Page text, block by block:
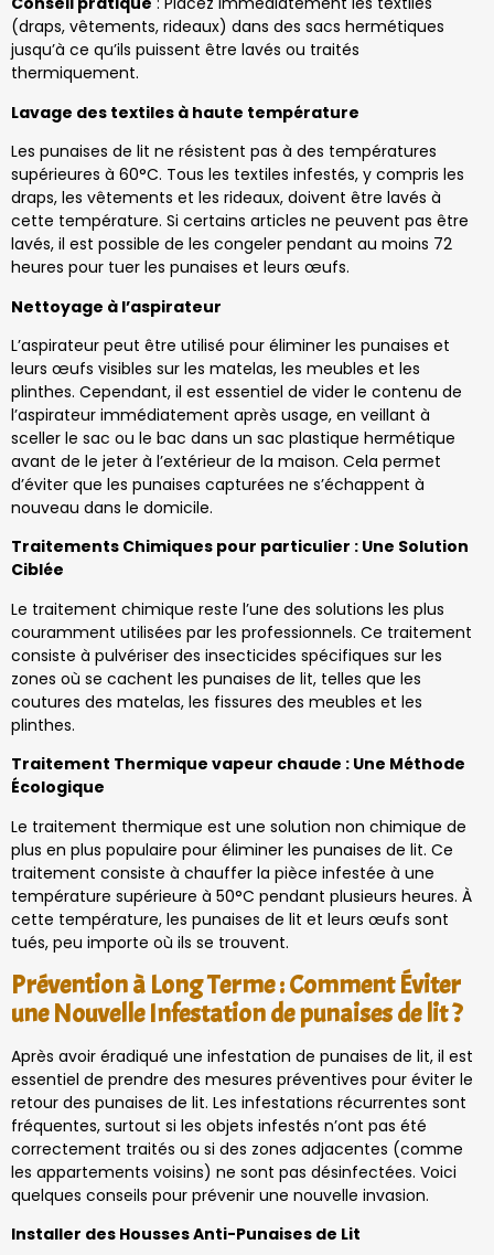
(draps, vêtements, rideaux) dans des sacs hermétiques
jusqu’à ce qu’ils puissent être lavés ou traités
thermiquement.
Lavage des textiles à haute température
Les punaises de lit ne résistent pas à des températures
supérieures à 60°C. Tous les textiles infestés, y compris les
draps, les vêtements et les rideaux, doivent être lavés à
cette température. Si certains articles ne peuvent pas être
lavés, il est possible de les congeler pendant au moins 72
heures pour tuer les punaises et leurs œufs.
Nettoyage à l’aspirateur
L’aspirateur peut être utilisé pour éliminer les punaises et
leurs œufs visibles sur les matelas, les meubles et les
plinthes. Cependant, il est essentiel de vider le contenu de
l’aspirateur immédiatement après usage, en veillant à
sceller le sac ou le bac dans un sac plastique hermétique
avant de le jeter à l’extérieur de la maison. Cela permet
d’éviter que les punaises capturées ne s’échappent à
nouveau dans le domicile.
Traitements Chimiques pour particulier : Une Solution
Ciblée
Le traitement chimique reste l’une des solutions les plus
couramment utilisées par les professionnels. Ce traitement
consiste à pulvériser des insecticides spécifiques sur les
zones où se cachent les punaises de lit, telles que les
coutures des matelas, les fissures des meubles et les
plinthes.
Traitement Thermique vapeur chaude : Une Méthode
Écologique
Le traitement thermique est une solution non chimique de
plus en plus populaire pour éliminer les punaises de lit. Ce
traitement consiste à chauffer la pièce infestée à une
température supérieure à 50°C pendant plusieurs heures. À
cette température, les punaises de lit et leurs œufs sont
tués, peu importe où ils se trouvent.
Prévention à Long Terme : Comment Éviter
une Nouvelle Infestation de punaises de lit ?
Après avoir éradiqué une infestation de punaises de lit, il est
essentiel de prendre des mesures préventives pour éviter le
retour des punaises de lit. Les infestations récurrentes sont
fréquentes, surtout si les objets infestés n’ont pas été
correctement traités ou si des zones adjacentes (comme
les appartements voisins) ne sont pas désinfectées. Voici
quelques conseils pour prévenir une nouvelle invasion.
Installer des Housses Anti-Punaises de Lit